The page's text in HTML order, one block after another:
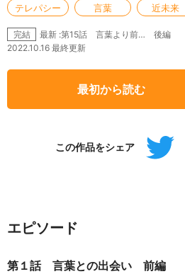
テレパシー 言葉 近未来
完結
最新 :第15話 言葉より前… 後編
2022.10.16 最終更新
最初から読む
この作品をシェア
エピソード
第１話 言葉との出会い 前編